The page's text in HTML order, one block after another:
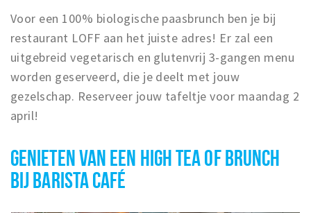
Voor een 100% biologische paasbrunch ben je bij
restaurant LOFF aan het juiste adres! Er zal een
uitgebreid vegetarisch en glutenvrij 3-gangen menu
worden geserveerd, die je deelt met jouw
gezelschap. Reserveer jouw tafeltje voor maandag 2
april!
GENIETEN VAN EEN HIGH TEA OF BRUNCH
BIJ BARISTA CAFÉ